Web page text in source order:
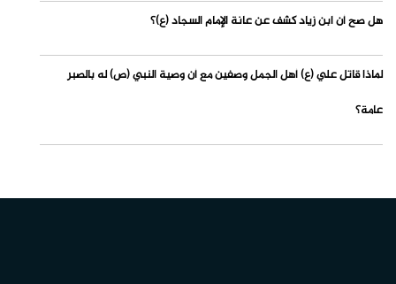
هل صح أن ابن زياد كشف عن عانة الإمام السجاد (ع)؟
لماذا قاتل علي (ع) أهل الجمل وصفين مع أن وصية النبي (ص) له بالصبر
عامة؟